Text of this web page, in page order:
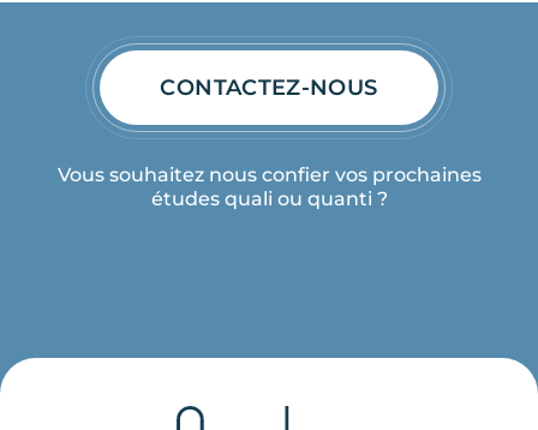
Notre entreprise
Vous souhaitez nous confier vos prochaines
études quali ou quanti ?
CONTACTEZ-NOUS